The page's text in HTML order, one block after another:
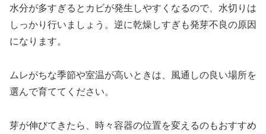
水分が多すぎるとカビが発生しやすくなるので、水切りは
しっかり行いましょう。逆に乾燥しすぎも発芽不良の原因
になります。
ムレがちな季節や室温が高いときは、風通しの良い場所を
選んで育ててください。
芽が伸びてきたら、時々容器の位置を変えるのもおすすめ